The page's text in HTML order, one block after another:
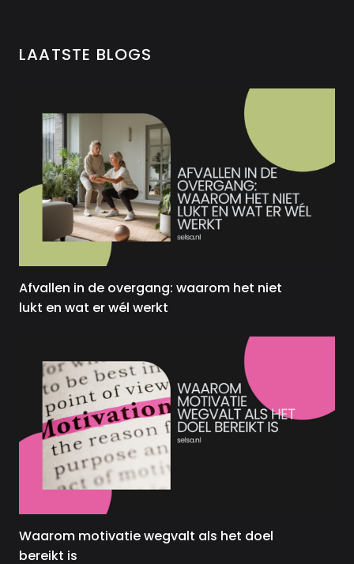
LAATSTE BLOGS
Afvallen in de overgang: waarom het niet
lukt en wat er wél werkt
Waarom motivatie wegvalt als het doel
bereikt is